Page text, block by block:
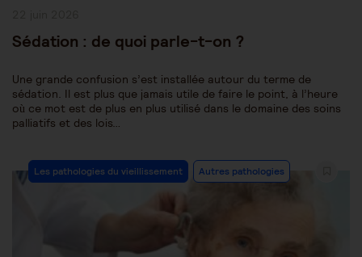
Sédation : de quoi parle-t-on ?
Une grande confusion s’est installée autour du terme de
sédation. Il est plus que jamais utile de faire le point, à l’heure
où ce mot est de plus en plus utilisé dans le domaine des soins
palliatifs et des lois…
Post
Category:
Les pathologies du vieillissement Autres pathologies